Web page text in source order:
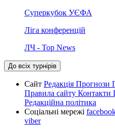
Суперкубок УЄФА
Ліга конференцій
ЛЧ - Top News
До всіх турнірів
Сайт Редакція Прогнози
Правила сайту Контакти
Редакційна політика
Соціальні мережі
viber